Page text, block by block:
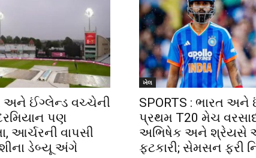
અને ઈંગ્લેન્ડ વચ્ચેની
પણ
આર્ચરની વાપસી
ડેબ્યૂ અંગે
ખેલ
SPORTS : ભારત
પ્રથમ T20 મેચ
અભિષેક અને શ્રેયસે
ફટકારી; સેમસન ફરી